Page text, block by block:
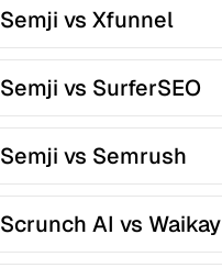
Semji vs Xfunnel
Semji vs SurferSEO
Semji vs Semrush
Scrunch AI vs Waikay